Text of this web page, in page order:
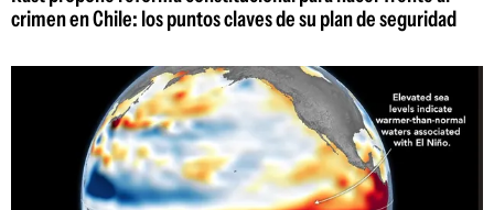
crimen en Chile: los puntos claves de su plan de seguridad